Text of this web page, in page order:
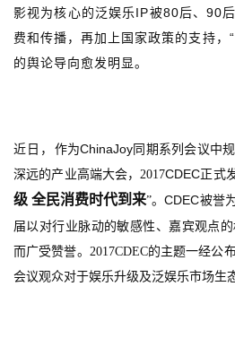
影视为核心的泛娱乐 IP被80后、90
费和传播，再加上国家政策的支持， “
的舆论导向愈发明显。
近日， 作为ChinaJoy 同期 系列会议中
深远的产业高端大会，2017CDEC正式
级 全民消费时代到来”。CDEC被誉
届以对行业脉动的敏感性、嘉宾观点
而广受赞誉。 2017CDEC的主题一经公
会议观众对于娱乐升级及泛娱乐市场生